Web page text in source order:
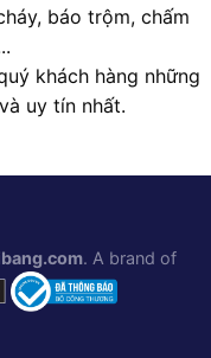
báo trộm, chấm
khách hàng những
uy tín nhất.
. A brand of